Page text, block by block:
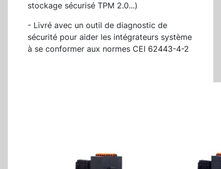
stockage sécurisé TPM 2.0...)
- Livré avec un outil de diagnostic de
sécurité pour aider les intégrateurs système
à se conformer aux normes CEI 62443-4-2